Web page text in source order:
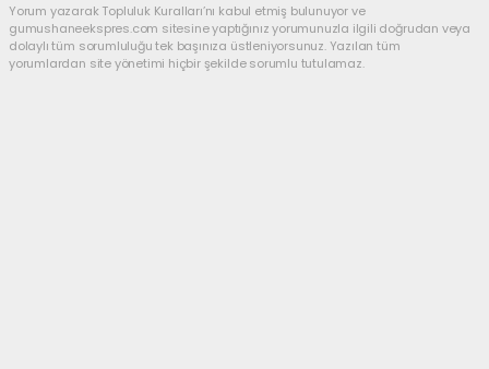
Yorum yazarak Topluluk Kuralları’nı kabul etmiş bulunuyor ve
gumushaneekspres.com sitesine yaptığınız yorumunuzla ilgili doğrudan veya
dolaylı tüm sorumluluğu tek başınıza üstleniyorsunuz. Yazılan tüm
yorumlardan site yönetimi hiçbir şekilde sorumlu tutulamaz.